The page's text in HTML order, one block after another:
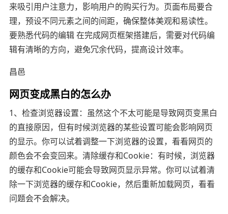
来吸引用户注意力，影响用户的购买行为。页面布局要合
理，预设不同元素之间的间距，确保整体美观和易读性。
要熟悉代码的编辑 在完成网页框架搭建后，需要对代码编
辑有清晰的方向，避免冗余代码，提高设计效率。
昌邑
网页变成黑白的怎么办
1、检查浏览器设置：虽然这个不太可能是导致网页变黑白
的直接原因，但有时候浏览器的某些设置可能会影响网页
的显示。你可以试着调整一下浏览器的设置，看看网页的
颜色会不会变回来。清除缓存和Cookie：有时候，浏览器
的缓存和Cookie可能会导致网页显示异常。你可以试着清
除一下浏览器的缓存和Cookie，然后重新加载网页，看看
问题会不会解决。